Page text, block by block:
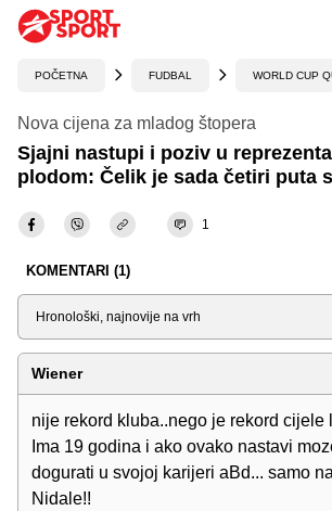
POČETNA FUDBAL
Nova cijena za mladog štopera
Sjajni nastupi i poziv u
plodom: Čelik je sada četiri puta
1
KOMENTARI (1)
Sortiraj
Wiener
nije rekord kluba..nego je rekord cijele
Ima 19 godina i ako ovako nastavi
dogurati u svojoj karijeri aBd... samo
Nidale!!